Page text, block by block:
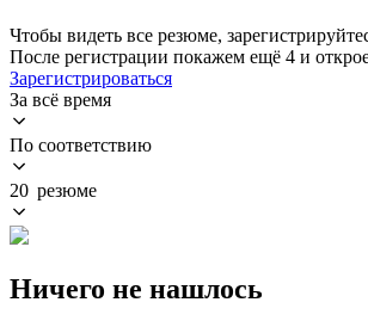
Чтобы видеть все резюме,
После регистрации покажем ещё 4 и
Зарегистрироваться
За всё время
По соответствию
20 резюме
Ничего не нашлось